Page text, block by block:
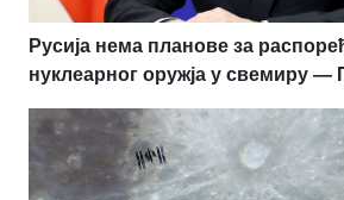
Русија нема планове за
нуклеарног оружја у свемиру —